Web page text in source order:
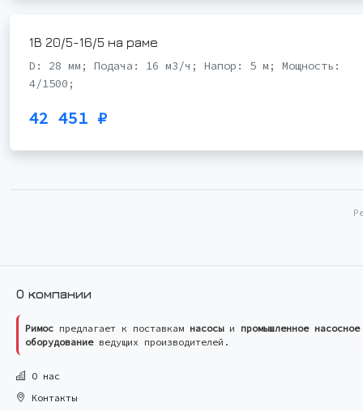
1В 20/5-16/5 на раме
D: 28 мм; Подача: 16 м3/ч; Напор: 5 м; Мощность:
4/1500;
42 451 ₽
О компании
Римос предлагает к поставкам насосыи промышленное насосное
оборудованиеведущих производителей.
О нас
Контакты